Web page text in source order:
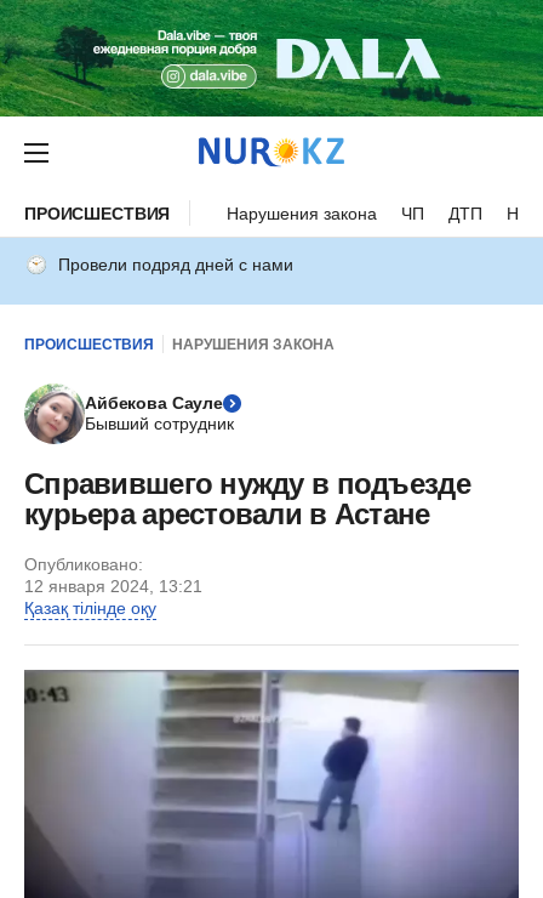
ПРОИСШЕСТВИЯ Нарушения закона ЧП ДТП
Провели подряд дней с нами
ПРОИСШЕСТВИЯ НАРУШЕНИЯ ЗАКОНА
Айбекова Сауле
Бывший сотрудник
Справившего нужду в подъезде
курьера арестовали в Астане
Опубликовано:
12 января 2024, 13:21
Қазақ тілінде оқу